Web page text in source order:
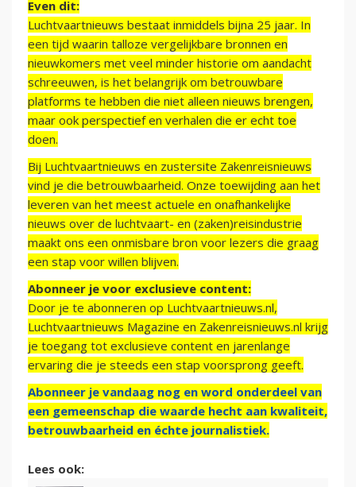
Even dit:
Luchtvaartnieuws bestaat inmiddels bijna 25 jaar. In
een tijd waarin talloze vergelijkbare bronnen en
nieuwkomers met veel minder historie om aandacht
schreeuwen, is het belangrijk om betrouwbare
platforms te hebben die niet alleen nieuws brengen,
maar ook perspectief en verhalen die er echt toe
doen.
Bij Luchtvaartnieuws en zustersite Zakenreisnieuws
vind je die betrouwbaarheid. Onze toewijding aan het
leveren van het meest actuele en onafhankelijke
nieuws over de luchtvaart- en (zaken)reisindustrie
maakt ons een onmisbare bron voor lezers die graag
een stap voor willen blijven.
Abonneer je voor exclusieve content:
Door je te abonneren op Luchtvaartnieuws.nl,
Luchtvaartnieuws Magazine en Zakenreisnieuws.nl krijg
je toegang tot exclusieve content en jarenlange
ervaring die je steeds een stap voorsprong geeft.
Abonneer je vandaag nog en word onderdeel van
een gemeenschap die waarde hecht aan kwaliteit,
betrouwbaarheid en échte journalistiek.
Lees ook: